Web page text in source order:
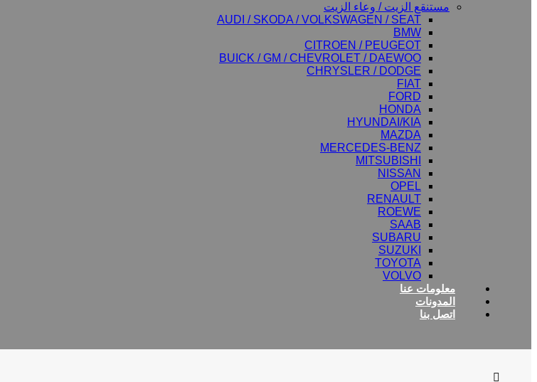
مستنقع الزيت / وعاء الزيت
AUDI / SKODA / VOLKSWAGEN / SEAT
BMW
CITROEN / PEUGEOT
BUICK / GM / CHEVROLET / DAEWOO
CHRYSLER / DODGE
FIAT
FORD
HONDA
HYUNDAI/KIA
MAZDA
MERCEDES-BENZ
MITSUBISHI
NISSAN
OPEL
RENAULT
ROEWE
SAAB
SUBARU
SUZUKI
TOYOTA
VOLVO
معلومات عنا
المدونات
اتصل بنا